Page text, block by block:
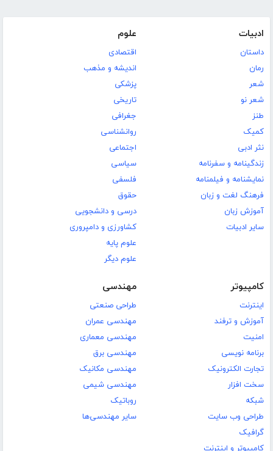
ادبیات
داستان
رمان
شعر
شعر نو
طنز
کمیک
نثر ادبی
زندگینامه و سفرنامه
نمایشنامه و فیلمنامه
فرهنگ لغت و زبان
آموزش زبان
سایر ادبیات
علوم
اقتصادی
اندیشه و مذهب
پزشکی
تاریخی
جغرافی
روانشناسی
اجتماعی
سیاسی
فلسفی
حقوق
درسی و دانشجویی
کشاورزی و دامپروری
علوم پایه
علوم دیگر
کامپیوتر
اینترنت
آموزش و ترفند
امنیت
برنامه نویسی
تجارت الکترونیک
سخت افزار
شبکه
طراحی وب سایت
گرافیک
کامپیوتر و اینترنت
مهندسی
طراحی صنعتی
مهندسی عمران
مهندسی معماری
مهندسی برق
مهندسی مکانیک
مهندسی شیمی
روباتیک
سایر مهندسی‌ها